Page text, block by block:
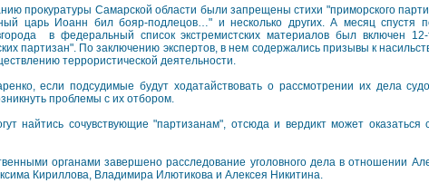
прокуратуры Самарской области были запрещены стихи "приморского
царь Иоанн бил бояр-подлецов…" и несколько других. А месяц спустя
в федеральный список экстремистских материалов был включен
партизан". По заключению экспертов, в нем содержались призывы к
террористической деятельности.
если подсудимые будут ходатайствовать о рассмотрении их дела
проблемы с их отбором.
найтись сочувствующие "партизанам", отсюда и вердикт может оказаться
органами завершено расследование уголовного дела в отношении
Кириллова, Владимира Илютикова и Алексея Никитина.